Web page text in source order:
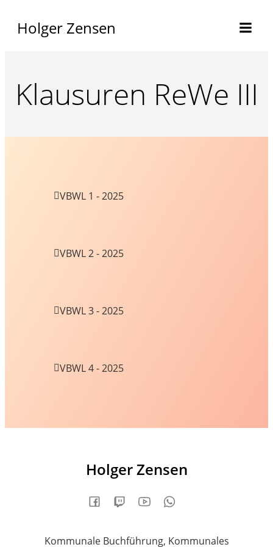
Holger Zensen
Klausuren ReWe III
VBWL 1 - 2025
VBWL 2 - 2025
VBWL 3 - 2025
VBWL 4 - 2025
Holger Zensen
Kommunale Buchführung, Kommunales